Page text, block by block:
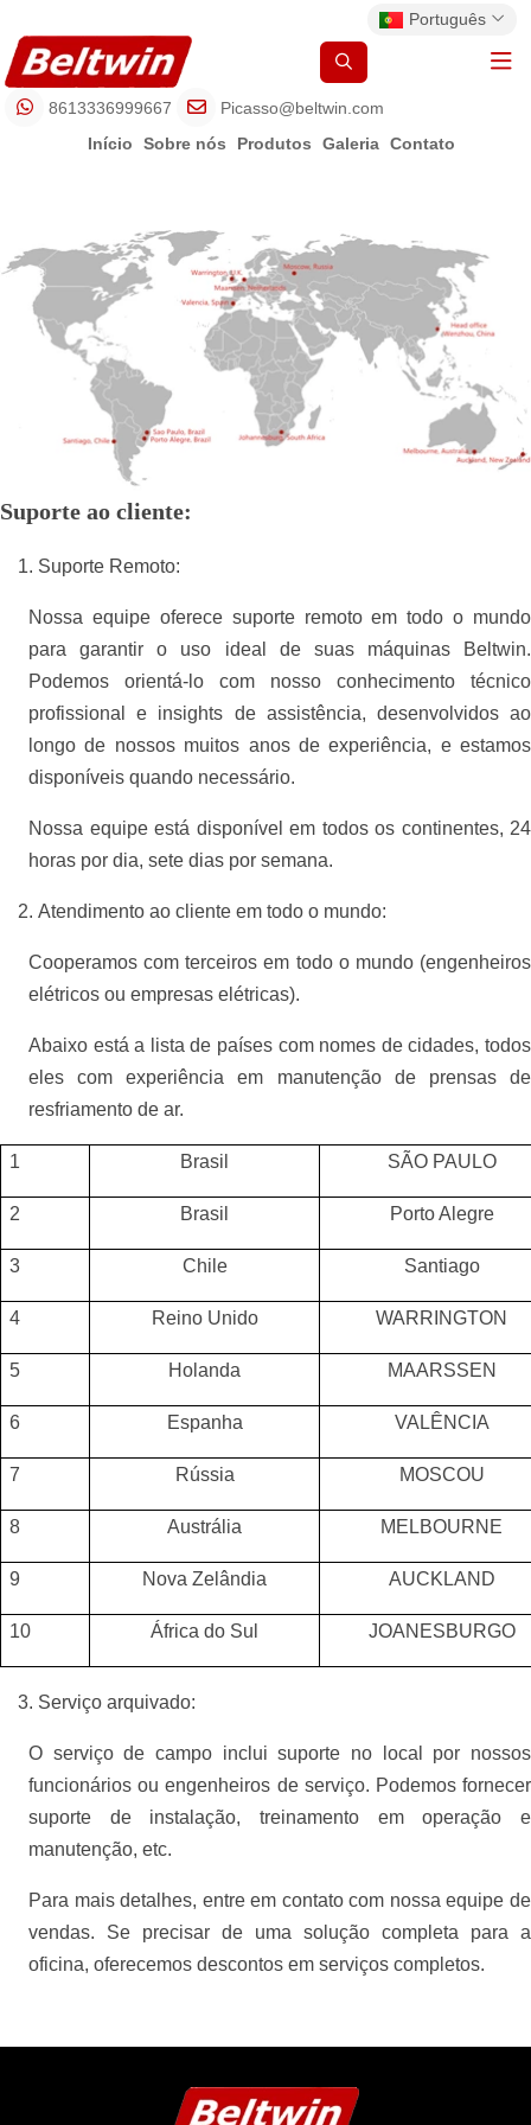
Português
8613336999667
Picasso@beltwin.com
Início
Sobre nós Produtos Galeria Contato
Suporte ao cliente:
Suporte Remoto:
Nossa equipe oferece suporte remoto em todo o mundo
para garantir o uso ideal de suas máquinas Beltwin.
Podemos orientá-lo com nosso conhecimento técnico
profissional e insights de assistência, desenvolvidos ao
longo de nossos muitos anos de experiência, e estamos
disponíveis quando necessário.
Nossa equipe está disponível em todos os continentes, 24
horas por dia, sete dias por semana.
Atendimento ao cliente em todo o mundo:
Cooperamos com terceiros em todo o mundo (engenheiros
elétricos ou empresas elétricas).
Abaixo está a lista de países com nomes de cidades, todos
eles com experiência em manutenção de prensas de
resfriamento de ar.
1 Brasil SÃO PAULO
2 Brasil Porto Alegre
3 Chile Santiago
4 Reino Unido WARRINGTON
5 Holanda MAARSSEN
6 Espanha VALÊNCIA
7 Rússia MOSCOU
8 Austrália MELBOURNE
9 Nova Zelândia AUCKLAND
10 África do Sul JOANESBURGO
Serviço arquivado:
O serviço de campo inclui suporte no local por nossos
funcionários ou engenheiros de serviço. Podemos fornecer
suporte de instalação, treinamento em operação e
manutenção, etc.
Para mais detalhes, entre em contato com nossa equipe de
vendas. Se precisar de uma solução completa para a
oficina, oferecemos descontos em serviços completos.